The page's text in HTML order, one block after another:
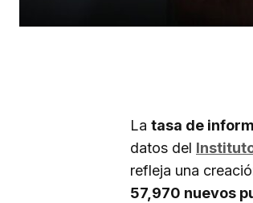
La tasa de
datos del
refleja una
57,970 nuevos